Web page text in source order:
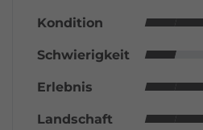
Kondition
Schwierigkeit
Erlebnis
Landschaft